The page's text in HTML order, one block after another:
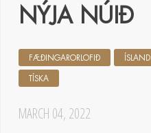
NÝJA NÚIÐ
MARCH 04, 2022
FÆÐINGARORLOFIÐ ÍSLAND
TÍSKA